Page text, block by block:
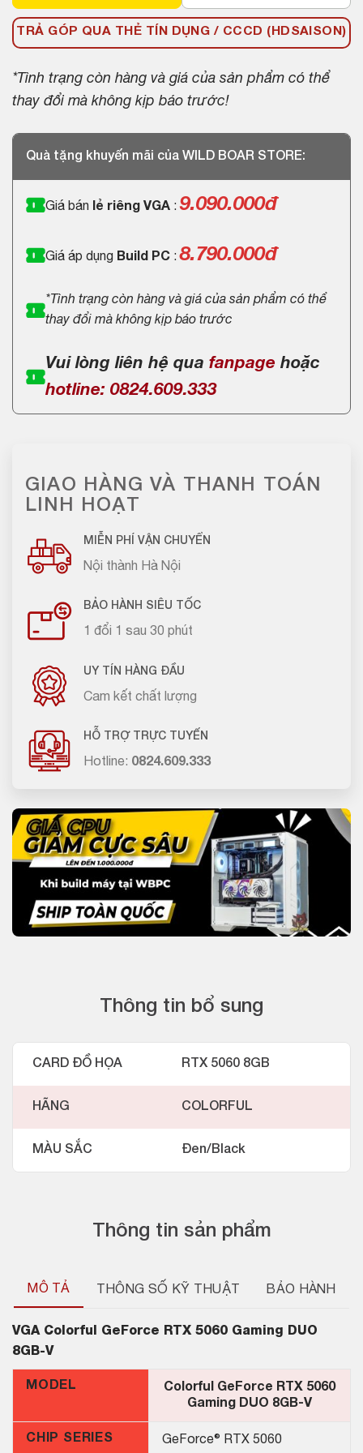
TRẢ GÓP QUA THẺ TÍN DỤNG / CCCD (HDSAISON)
*Tình trạng còn hàng và giá của sản phẩm có thể
thay đổi mà không kịp báo trước!
Quà tặng khuyến mãi của WILD BOAR STORE:
Giá bán lẻ riêng VGA : 9.090.000đ
Giá áp dụng Build PC : 8.790.000đ
*Tình trạng còn hàng và giá của sản phẩm có thể
thay đổi mà không kịp báo trước
Vui lòng liên hệ qua fanpage hoặc
hotline: 0824.609.333
GIAO HÀNG VÀ THANH TOÁN
LINH HOẠT
MIỄN PHÍ VẬN CHUYỂN
Nội thành Hà Nội
BẢO HÀNH SIÊU TỐC
1 đổi 1 sau 30 phút
UY TÍN HÀNG ĐẦU
Cam kết chất lượng
HỖ TRỢ TRỰC TUYẾN
Hotline: 0824.609.333
Thông tin sản phẩm
MÔ TẢ THÔNG SỐ KỸ THUẬT BẢO HÀNH
VGAColorful GeForce RTX 5060 Gaming DUO
8GB-V
MODEL
Colorful GeForce RTX 5060
Gaming DUO 8GB-V
CHIP SERIES GeForce® RTX 5060
Thông tin bổ sung
CARD ĐỒ HỌA RTX 5060 8GB
HÃNG COLORFUL
MÀU SẮC Đen/Black